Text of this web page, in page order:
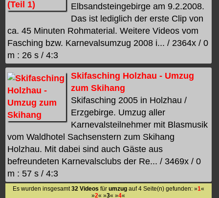
Elbsandsteingebirge am 9.2.2008.
Das ist lediglich der erste Clip von
ca. 45 Minuten Rohmaterial. Weitere Videos vom
Fasching bzw. Karnevalsumzug 2008 i... / 2364x / 0
m : 26 s / 4:3
Skifasching Holzhau - Umzug
zum Skihang
Skifasching 2005 in Holzhau /
Erzgebirge. Umzug aller
Karnevalsteilnehmer mit Blasmusik
vom Waldhotel Sachsenstern zum Skihang
Holzhau. Mit dabei sind auch Gäste aus
befreundeten Karnevalsclubs der Re... / 3469x / 0
m : 57 s / 4:3
Es wurden insgesamt32 Videos für umzugauf 4 Seite(n) gefunden: »1«
»2« »3« »4«